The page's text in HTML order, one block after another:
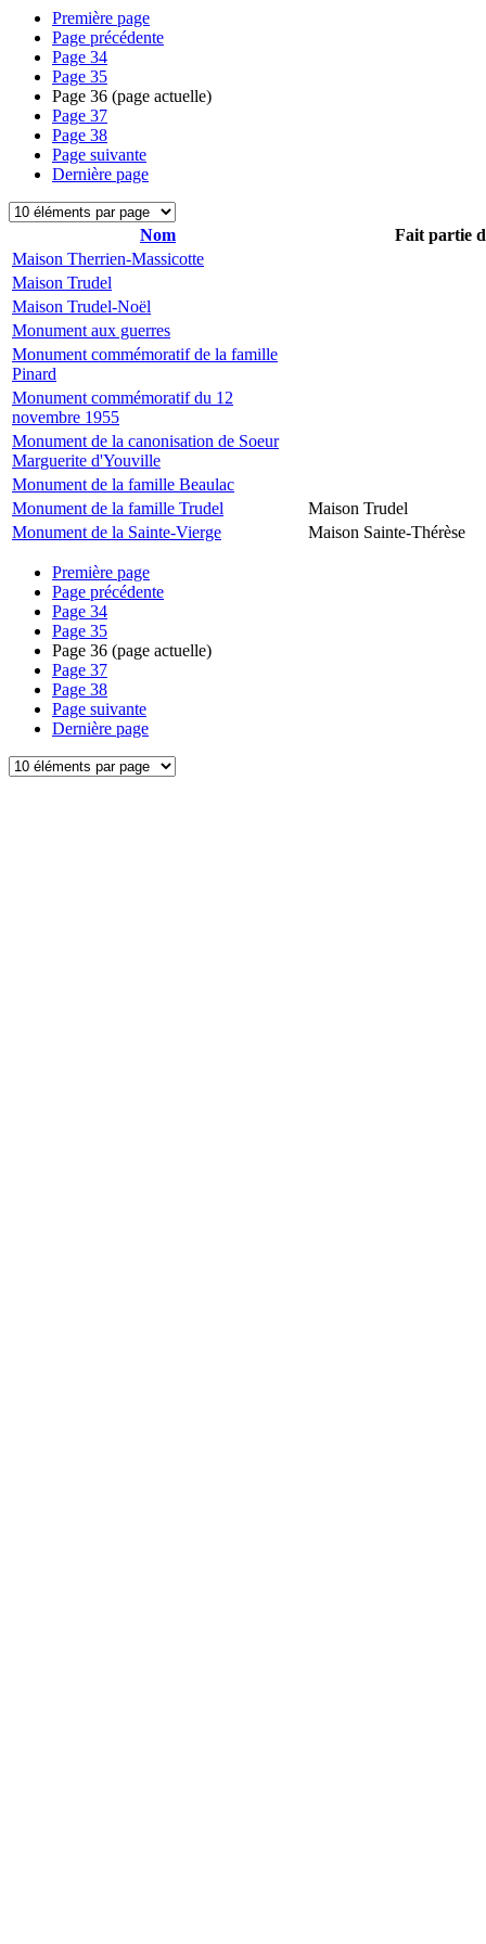
Première page
Page précédente
Page 34
Page 35
Page 36 (page actuelle)
Page 37
Page 38
Page suivante
Dernière page
Nom
Fait partie
Maison Therrien-Massicotte
Maison Trudel
Maison Trudel-Noël
Monument aux guerres
Monument commémoratif de la famille
Pinard
Monument commémoratif du 12
novembre 1955
Monument de la canonisation de Soeur
Marguerite d'Youville
Monument de la famille Beaulac
Monument de la famille Trudel
Maison Trudel
Monument de la Sainte-Vierge
Maison Sainte-Thérèse
Première page
Page précédente
Page 34
Page 35
Page 36 (page actuelle)
Page 37
Page 38
Page suivante
Dernière page